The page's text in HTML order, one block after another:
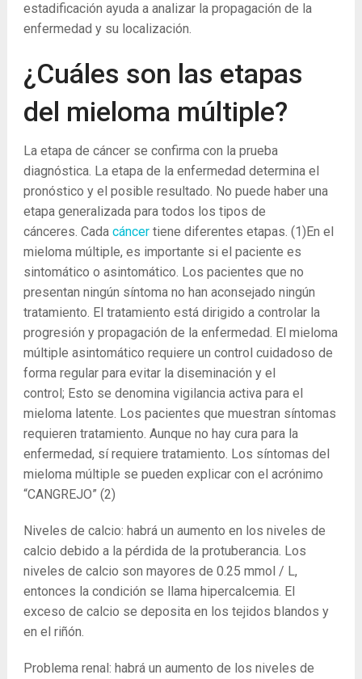
estadificación ayuda a analizar la propagación de la
enfermedad y su localización.
¿Cuáles son las etapas
del mieloma múltiple?
La etapa de cáncer se confirma con la prueba
diagnóstica. La etapa de la enfermedad determina el
pronóstico y el posible resultado. No puede haber una
etapa generalizada para todos los tipos de
cánceres. Cada cáncertiene diferentes etapas. (1)En el
mieloma múltiple, es importante si el paciente es
sintomático o asintomático. Los pacientes que no
presentan ningún síntoma no han aconsejado ningún
tratamiento. El tratamiento está dirigido a controlar la
progresión y propagación de la enfermedad. El mieloma
múltiple asintomático requiere un control cuidadoso de
forma regular para evitar la diseminación y el
control; Esto se denomina vigilancia activa para el
mieloma latente. Los pacientes que muestran síntomas
requieren tratamiento. Aunque no hay cura para la
enfermedad, sí requiere tratamiento. Los síntomas del
mieloma múltiple se pueden explicar con el acrónimo
“CANGREJO” (2)
Niveles de calcio: habrá un aumento en los niveles de
calcio debido a la pérdida de la protuberancia. Los
niveles de calcio son mayores de 0.25 mmol / L,
entonces la condición se llama hipercalcemia. El
exceso de calcio se deposita en los tejidos blandos y
en el riñón.
Problema renal: habrá un aumento de los niveles de